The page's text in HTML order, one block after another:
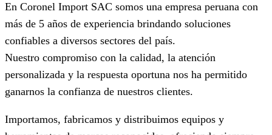
En Coronel Import SAC somos una empresa peruana con
más de 5 años de experiencia brindando soluciones
confiables a diversos sectores del país.
Nuestro compromiso con la calidad, la atención
personalizada y la respuesta oportuna nos ha permitido
ganarnos la confianza de nuestros clientes.
Importamos, fabricamos y distribuimos equipos y